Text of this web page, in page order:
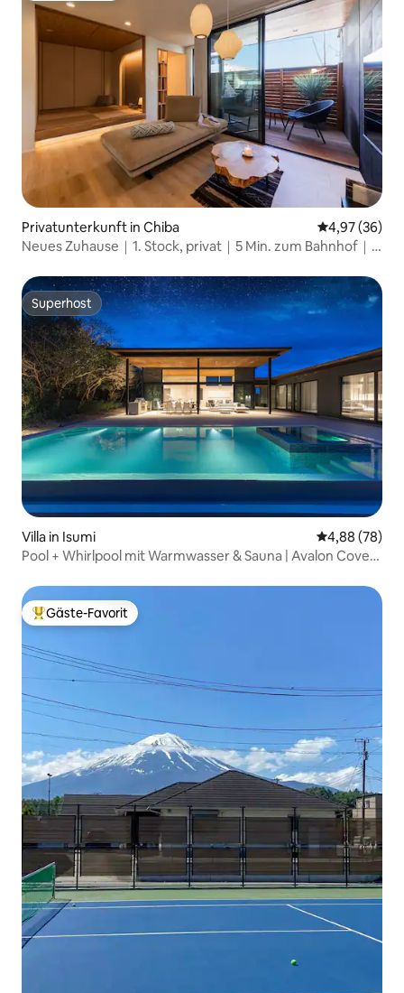
Privatunterkunft in Chiba
4,97 (36)
Neues Zuhause｜1. Stock, privat｜5 Min. zum Bahnhof｜
Superhost
Superhost
Villa in Isumi
4,88 (78)
Pool + Whirlpool mit Warmwasser & Sauna | Avalon Cove,
Beliebter Gäste-Favorit.
Gäste-Favorit